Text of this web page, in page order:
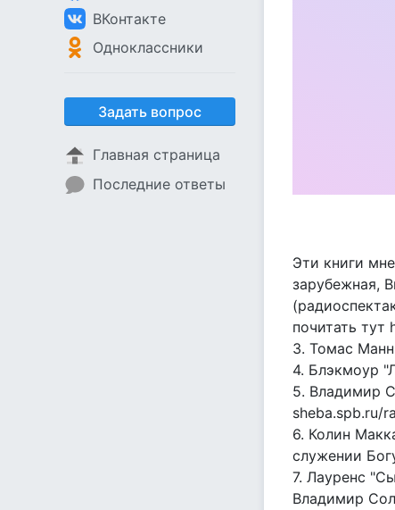
ВКонтакте
Одноклассники
Задать вопрос
Главная страница
Последние ответы
Эти книги
зарубежная,
почитать
3. Томас
4. Блэкмоур
5. Владимир
sheba.spb.ru/
6. Колин
служении
7. Лауренс
Владимир